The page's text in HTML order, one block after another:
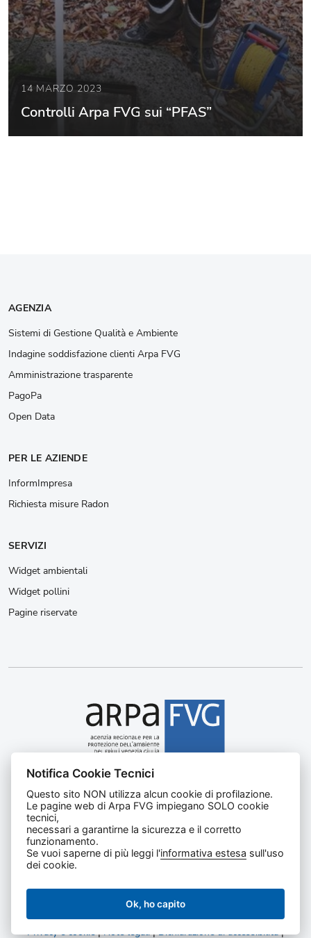
14 MARZO 2023
Controlli Arpa FVG sui “PFAS”
AGENZIA
Sistemi di Gestione Qualità e Ambiente
Indagine soddisfazione clienti Arpa FVG
Amministrazione trasparente
PagoPa
Open Data
PER LE AZIENDE
InformImpresa
Richiesta misure Radon
SERVIZI
Widget ambientali
Widget pollini
Pagine riservate
Agenzia regionale per la protezione dell’ambiente del
Friuli Venezia Giulia
C.F. e P. IVA 02096520305
Tel 0432 1918111
Privacy e cookie|Note legali|Dichiarazione di accessibilità|
Notifica Cookie Tecnici
Questo sito NON utilizza alcun cookie di profilazione.
Le pagine web di Arpa FVG impiegano SOLO cookie
tecnici,
necessari a garantirne la sicurezza e il corretto
funzionamento.
Se vuoi saperne di più leggi l'informativa estesa sull'uso
dei cookie.
Ok, ho capito